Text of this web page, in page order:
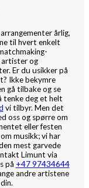
årlig,
til hvert enkelt
artister og
Er du usikker på
Ikke bekymre
gå tilbake og se
tenke deg et helt
vi tilbyr. Men det
oss og spørre om
eller festen
musikk; vi har
mest garvede
Limunt via
på +47 97434644
andre artistene